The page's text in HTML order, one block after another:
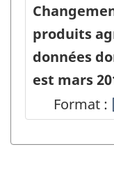
produits
données
est mars
Format :